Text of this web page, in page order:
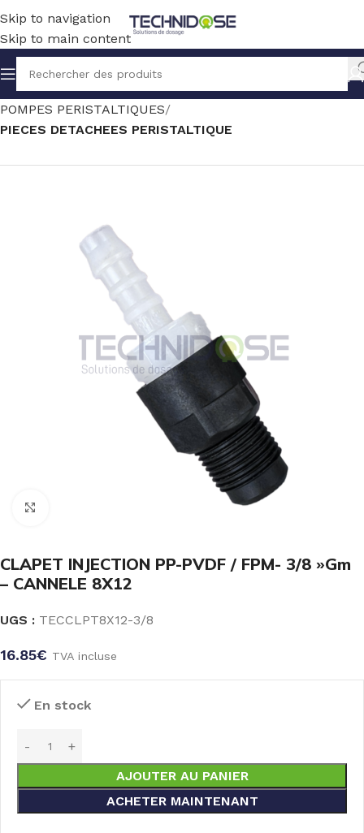
Skip to navigation
Skip to main content
Accueil TRAITEMENT EAU DOSAGE
POMPES PERISTALTIQUES
PIECES DETACHEES PERISTALTIQUE
CLAPET INJECTION PP-PVDF / FPM- 3/8 »Gm
– CANNELE 8X12
UGS : TECCLPT8X12-3/8
16.85€ TVA incluse
En stock
AJOUTER AU PANIER
ACHETER MAINTENANT